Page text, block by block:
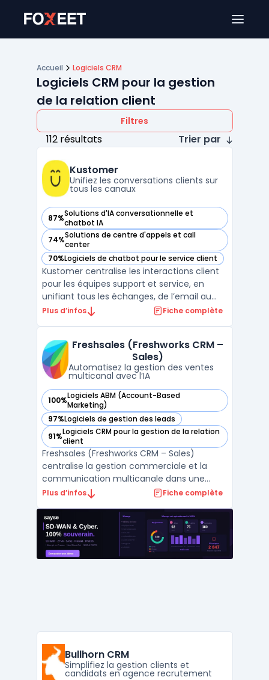
Accueil Logiciels CRM
Logiciels CRM pour la gestion
de la relation client
Filtres
112 résultats Trier par
Kustomer
Unifiez les conversations clients sur
tous les canaux
87%Solutions d'IA conversationnelle et
chatbot IA
— voir Kustomer dans cette catégorie
74%Solutions de centre d'appels et call
center
— voir Kustomer dans cette catégorie
70%Logiciels de chatbot pour le service client
— voir Kustomer dans cette catégorie
Kustomer centralise les interactions client
pour les équipes support et service, en
unifiant tous les échanges, de l’email au
chat en passant par la voix et les réseaux
de gestion multi-canal, avec un historique
complet p ...
Plus d’infos Fiche complète
Freshsales (Freshworks CRM –
Sales)
Automatisez la gestion des ventes
multicanal avec l’IA
100%Logiciels ABM (Account-Based
Marketing)
— voir Freshsales (Freshworks CRM – Sales) dans cette
97%Logiciels de gestion des leads
— voir Freshsales (Freshworks CRM – Sales) dans cette
91%Logiciels CRM pour la gestion de la relation
client
— voir Freshsales (Freshworks CRM – Sales) dans cette
Freshsales (Freshworks CRM – Sales)
centralise la gestion commerciale et la
communication multicanale dans une
interface organisée pour les équipes de
vente complet, depuis la génération du
pipeline commercial jusqu’au suivi avancé
des remontées clients, s’ad ...
Plus d’infos Fiche complète
Bullhorn CRM
Simplifiez la gestion clients et
candidats en agence recrutement